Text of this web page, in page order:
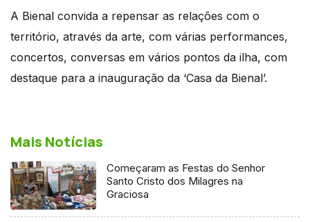
A Bienal convida a repensar as relações com o
território, através da arte, com várias performances,
concertos, conversas em vários pontos da ilha, com
destaque para a inauguração da ‘Casa da Bienal’.
Mais Notícias
Começaram as Festas do Senhor
Santo Cristo dos Milagres na
Graciosa